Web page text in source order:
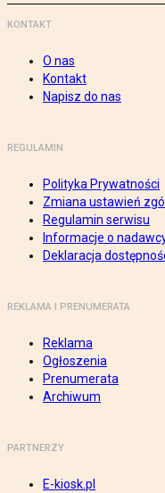
KONTAKT
O nas
Kontakt
Napisz do nas
REGULAMIN
Polityka Prywatności
Zmiana ustawień
Regulamin serwisu
Informacje o
Deklaracja
REKLAMA I PRENUMERATA
Reklama
Ogłoszenia
Prenumerata
Archiwum
PARTNERZY
E-kiosk.pl